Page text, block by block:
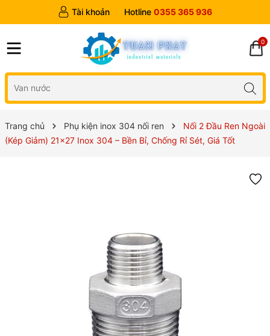
Tài khoản Hotline 0355 365 936
0
Trang chủ Phụ kiện inox 304 nối ren
Nối 2 Đầu Ren Ngoài
(Kép Giảm) 21x27 Inox 304 – Bền Bỉ, Chống Rỉ Sét, Giá Tốt